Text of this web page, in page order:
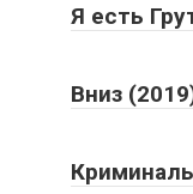
Я есть
Вниз